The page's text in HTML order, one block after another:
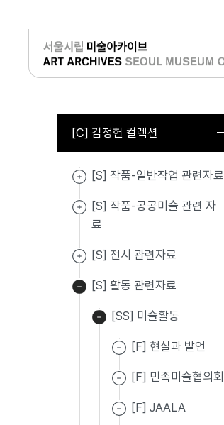
로그인
[C] 김정헌 컬렉션
[S] 작품-일반작업 관련자료
[S] 작품-공공미술 관련 자
료
[S] 전시 관련자료
[S] 활동 관련자료
[SS] 미술활동
[F] 현실과 발언
[F] 민족미술협의회
[F] JAALA